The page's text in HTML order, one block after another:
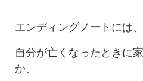
エンディングノートには、
自分が亡くなったときに
か、